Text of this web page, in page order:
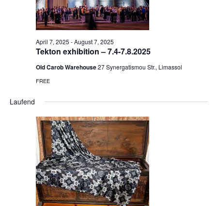
Tekton exhibition – 7.4-7.8.2025
April 7, 2025 -August 7, 2025
Old Carob Warehouse27 Synergatismou Str., Limassol
FREE
Laufend